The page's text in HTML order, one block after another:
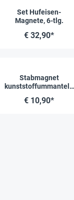
Set Hufeisen-
Magnete, 6-tlg.
€ 32,90*
Stabmagnet
kunststoffummantelt,
€ 10,90*